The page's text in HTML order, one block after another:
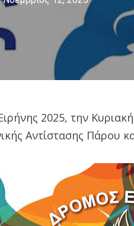
2025, την
Αντίστασης Πάρου